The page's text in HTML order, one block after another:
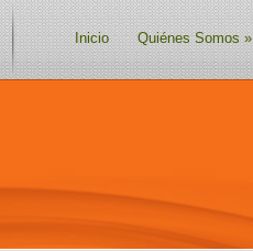
Inicio Quiénes Somos»